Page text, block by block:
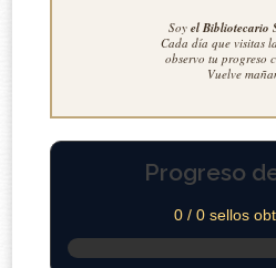
Soy el Bibliotecario
Cada día que visitas
observo tu progreso
Vuelve
Progreso
0 / 0 sellos